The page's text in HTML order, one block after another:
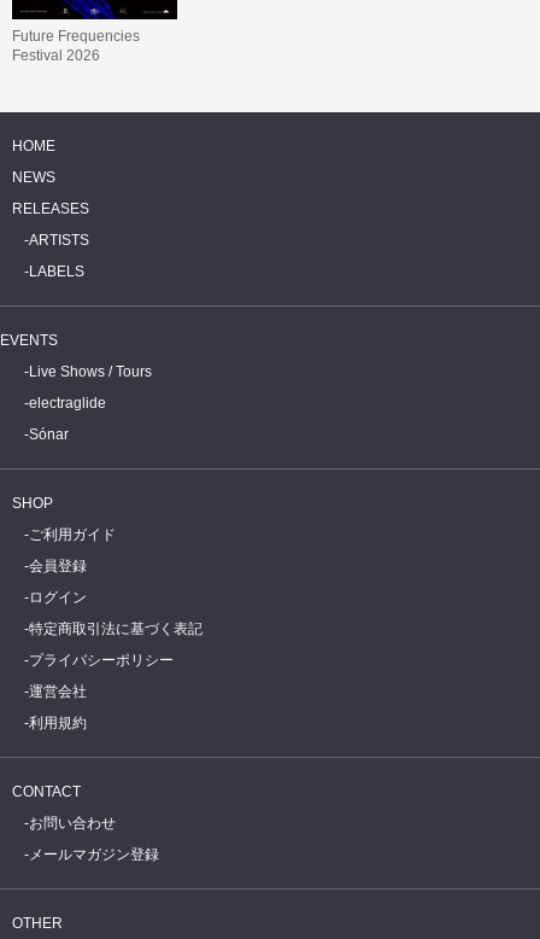
Future Frequencies
Festival 2026
HOME
NEWS
RELEASES
ARTISTS
LABELS
EVENTS
Live Shows / Tours
electraglide
Sónar
SHOP
ご利用ガイド
会員登録
ログイン
特定商取引法に基づく表記
プライバシーポリシー
運営会社
利用規約
CONTACT
お問い合わせ
メールマガジン登録
OTHER